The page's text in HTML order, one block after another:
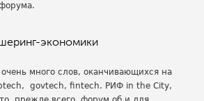
экономики
много слов, оканчивающихся на
govtech, fintech. РИФ in the City,